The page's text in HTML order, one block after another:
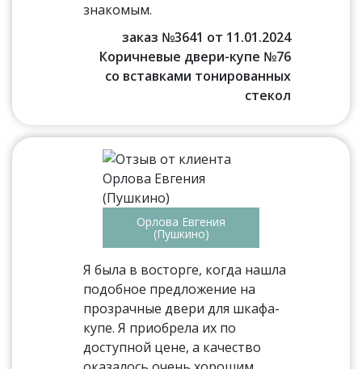
знакомым.
заказ №3641 от 11.01.2024
Коричневые двери-купе №76
со вставками тонированных
стекол
Орлова Евгения
(Пушкино)
Я была в восторге, когда нашла
подобное предложение на
прозрачные двери для шкафа-
купе. Я приобрела их по
доступной цене, а качество